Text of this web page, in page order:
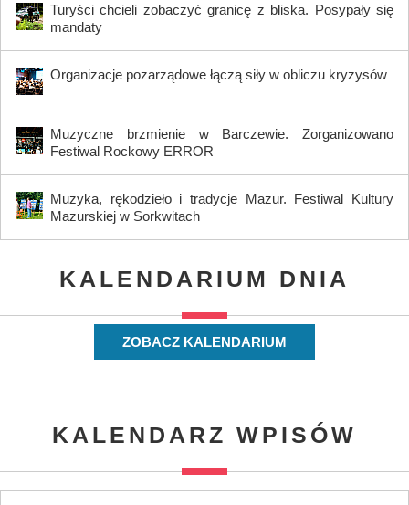
Turyści chcieli zobaczyć granicę z bliska. Posypały się
mandaty
Organizacje pozarządowe łączą siły w obliczu kryzysów
Muzyczne brzmienie w Barczewie. Zorganizowano
Festiwal Rockowy ERROR
Muzyka, rękodzieło i tradycje Mazur. Festiwal Kultury
Mazurskiej w Sorkwitach
KALENDARIUM DNIA
ZOBACZ KALENDARIUM
KALENDARZ WPISÓW